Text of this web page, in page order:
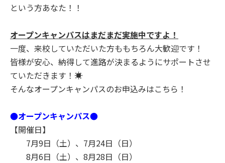
という方あなた！！
オープンキャンパスはまだまだ実施中ですよ！
一度、来校していただいた方ももちろん大歓迎です！
皆様が安心、納得して進路が決まるようにサポートさせ
ていただきます！☀
そんなオープンキャンパスのお申込みはこちら！
●オープンキャンパス●
【開催日】
7月9日（土）、7月24日（日）
8月6日（土）、8月28日（日）